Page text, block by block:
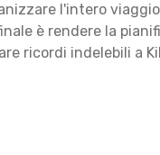
l'intero
è rendere la
ricordi indelebili a